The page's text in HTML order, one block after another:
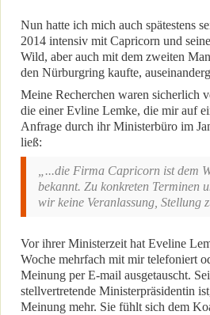
Nun hatte ich mich auch spätestens
2014 intensiv mit Capricorn und
Wild, aber auch mit dem zweiten
den Nürburgring kaufte,
Meine Recherchen waren sicherlich
die einer Evline Lemke, die mir auf
Anfrage durch ihr Ministerbüro im
ließ:
„...die Firma Capricorn ist dem
bekannt. Zu konkreten Terminen
wir keine Veranlassung, Stellung
Vor ihrer Ministerzeit hat Eveline
Woche mehrfach mit mir telefoniert
Meinung per E-mail ausgetauscht.
stellvertretende Ministerpräsidentin
Meinung mehr. Sie fühlt sich dem